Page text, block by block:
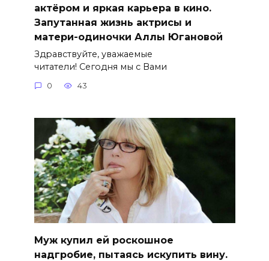
актёром и яркая карьера в кино.
Запутанная жизнь актрисы и
матери-одиночки Аллы Югановой
Здравствуйте, уважаемые
читатели! Сегодня мы с Вами
0 43
Муж купил ей роскошное
надгробие, пытаясь искупить вину.